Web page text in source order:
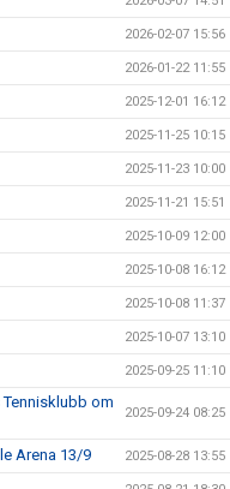
2026-02-07 15:56
2026-01-22 11:55
2025-12-01 16:12
2025-11-25 10:15
2025-11-23 10:00
2025-11-21 15:51
2025-10-09 12:00
2025-10-08 16:12
2025-10-08 11:37
2025-10-07 13:10
2025-09-25 11:10
om
2025-09-24 08:25
Arena 13/9 2025-08-28 13:55